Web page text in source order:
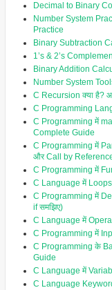
Decimal to Binary
Number System
Practice
Binary Subtraction
1’s & 2’s
Binary Addition
Number System
C Recursion क्या है?
C Programming
C Programming में
Complete Guide
C Programming में
और Call by
C Programming में
C Language में Loops
C Programming में
if समझिए)
C Language में
C Programming में
C Programming के
Guide
C Language में
C Language